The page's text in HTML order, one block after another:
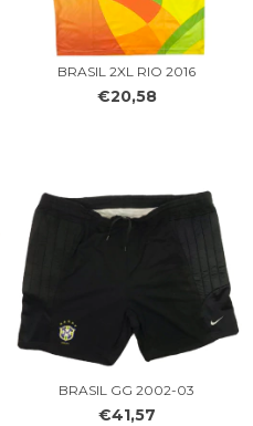
BRASIL 2XL RIO 2016
€20,58
BRASIL GG 2002-03
€41,57